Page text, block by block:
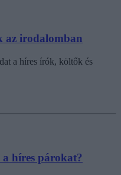
az irodalomban
a híres írók, költők és
híres párokat?